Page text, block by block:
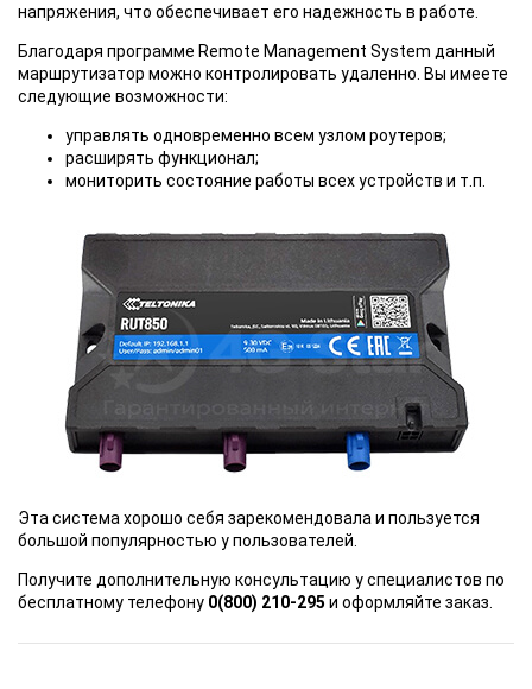
напряжения, что обеспечивает его надежность в работе.
Благодаря программе Remote Management System данный
маршрутизатор можно контролировать удаленно. Вы имеете
следующие возможности:
управлять одновременно всем узлом роутеров;
расширять функционал;
мониторить состояние работы всех устройств и т.п.
Эта система хорошо себя зарекомендовала и пользуется
большой популярностью у пользователей.
Получите дополнительную консультацию у специалистов по
бесплатному телефону 0(800) 210-295 и оформляйте заказ.